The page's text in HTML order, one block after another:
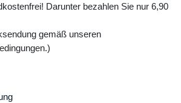
Darunter bezahlen Sie nur 6,90
gemäß unseren